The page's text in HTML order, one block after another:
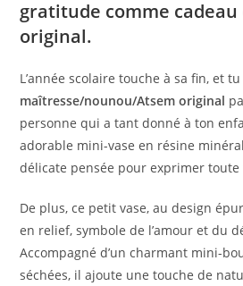
gratitude comme
original.
L’année scolaire touche à sa fin, et
maîtresse/nounou/Atsem original
personne qui a tant donné à ton
adorable mini-vase en résine
délicate pensée pour exprimer
De plus, ce petit vase, au design
en relief, symbole de l’amour et du
Accompagné d’un charmant mini-
séchées, il ajoute une touche de